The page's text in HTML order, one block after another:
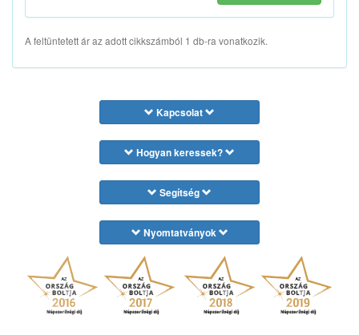
A feltüntetett ár az adott cikkszámból 1 db-ra vonatkozik.
Kapcsolat
Hogyan keressek?
Segítség
Nyomtatványok